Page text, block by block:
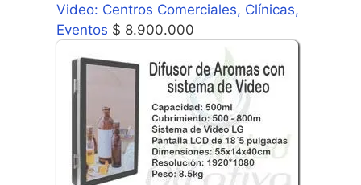
Video: Centros Comerciales, Clínicas,
Eventos $ 8.900.000